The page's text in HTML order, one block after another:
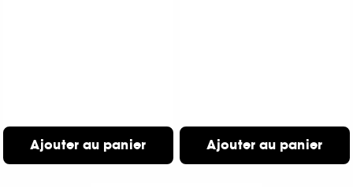
Ajouter au panier Ajouter au panier